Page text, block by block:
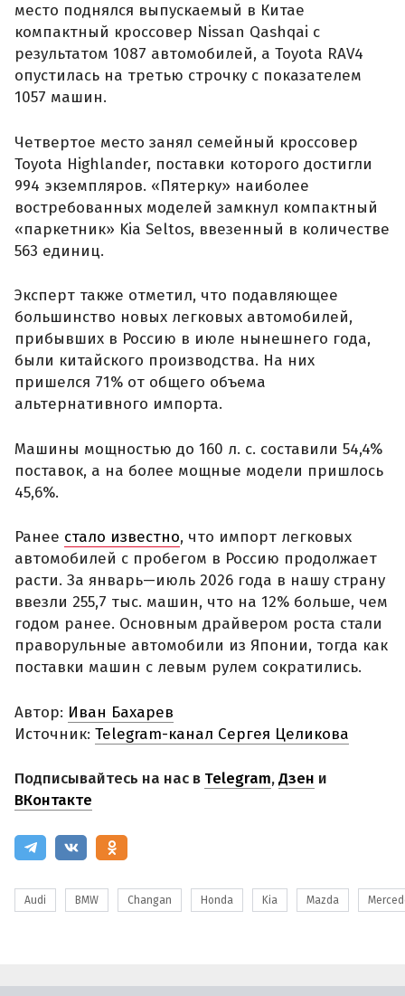
место поднялся выпускаемый в Китае
компактный кроссовер Nissan Qashqai с
результатом 1087 автомобилей, а Toyota RAV4
опустилась на третью строчку с показателем
1057 машин.
Четвертое место занял семейный кроссовер
Toyota Highlander, поставки которого достигли
994 экземпляров. «Пятерку» наиболее
востребованных моделей замкнул компактный
«паркетник» Kia Seltos, ввезенный в количестве
563 единиц.
Эксперт также отметил, что подавляющее
большинство новых легковых автомобилей,
прибывших в Россию в июле нынешнего года,
были китайского производства. На них
пришелся 71% от общего объема
альтернативного импорта.
Машины мощностью до 160 л. с. составили 54,4%
поставок, а на более мощные модели пришлось
45,6%.
Ранее стало известно, что импорт легковых
автомобилей с пробегом в Россию продолжает
расти. За январь—июль 2026 года в нашу страну
ввезли 255,7 тыс. машин, что на 12% больше, чем
годом ранее. Основным драйвером роста стали
праворульные автомобили из Японии, тогда как
поставки машин с левым рулем сократились.
Автор: Иван Бахарев
Источник: Telegram-канал Сергея Целикова
Подписывайтесь на нас в Telegram,Дзен и
ВКонтакте
Audi BMW Changan Honda Kia Mazda